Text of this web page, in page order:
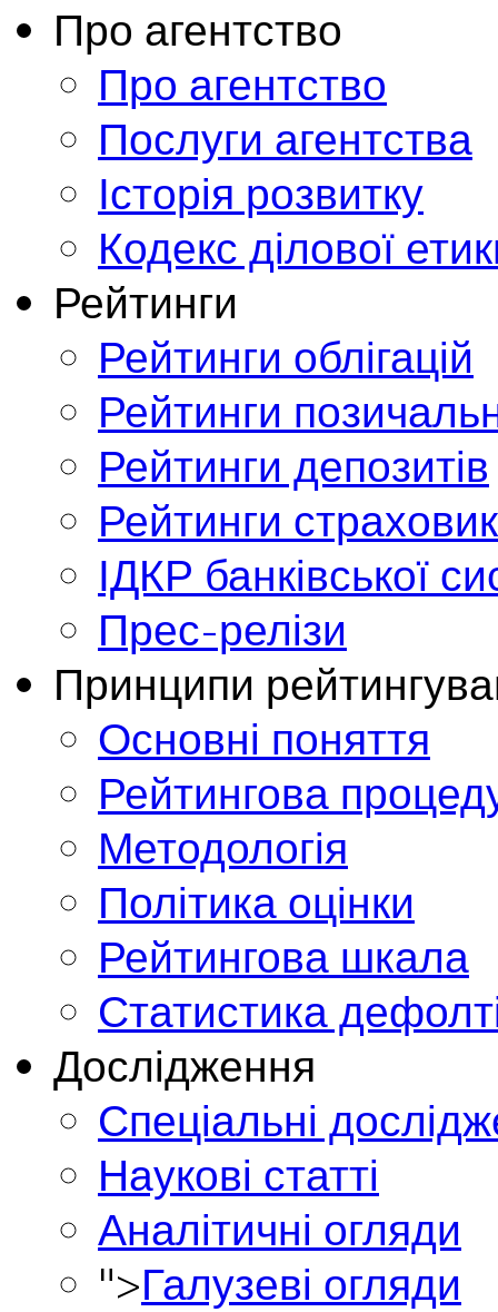
Про агентство
Про агентство
Послуги агентства
Історія розвитку
Кодекс ділової
Рейтинги
Рейтинги облігацій
Рейтинги
Рейтинги депозитів
Рейтинги
ІДКР банківської
Прес-релізи
Принципи
Основні поняття
Рейтингова
Методологія
Політика оцінки
Рейтингова шкала
Статистика
Дослідження
Спеціальні
Наукові статті
Аналітичні огляди
">Галузеві огляди